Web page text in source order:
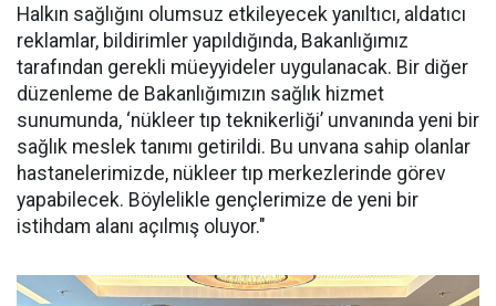
Halkın sağlığını olumsuz etkileyecek yanıltıcı, aldatıcı
reklamlar, bildirimler yapıldığında, Bakanlığımız
tarafından gerekli müeyyideler uygulanacak. Bir diğer
düzenleme de Bakanlığımızın sağlık hizmet
sunumunda, ‘nükleer tıp teknikerliği’ unvanında yeni bir
sağlık meslek tanımı getirildi. Bu unvana sahip olanlar
hastanelerimizde, nükleer tıp merkezlerinde görev
yapabilecek. Böylelikle gençlerimize de yeni bir
istihdam alanı açılmış oluyor."